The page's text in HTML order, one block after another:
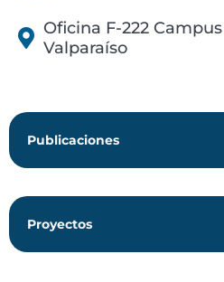
Oficina F-222
Valparaíso
Publicaciones
Proyectos